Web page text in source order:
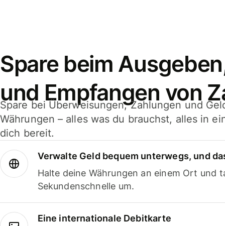
Spare beim
und Empfangen von
Spare bei Überweisungen, Zahlungen und
Währungen – alles was du brauchst, alles in
dich bereit.
Verwalte Geld bequem unterwegs, und
Halte deine Währungen an einem Ort und
Sekundenschnelle um.
Eine internationale Debitkarte